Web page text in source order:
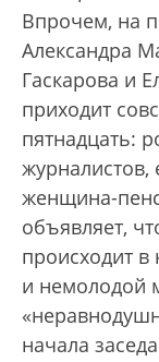
Впрочем, на
Александра
Гаскарова и
приходит
пятнадцать:
женщина-
объявляет,
происходит
и немолодой
начала